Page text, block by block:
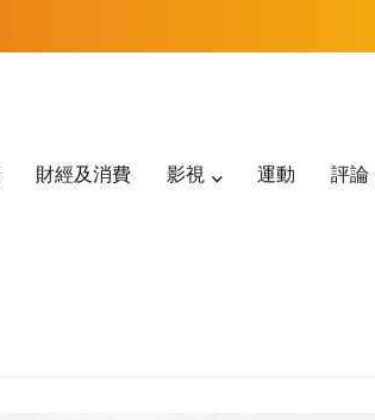
財經及消費 影視 運動 評論